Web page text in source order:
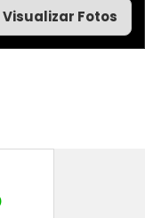
Visualizar Fotos